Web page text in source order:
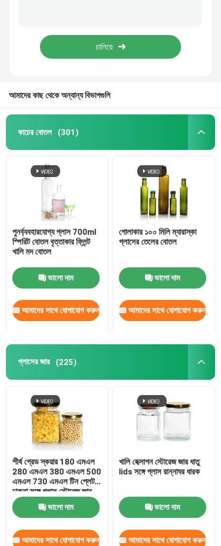
আমাদের কাছ থেকে অন্যান্য বিভাগগুলি
কাচের বোতল (301)
পুনর্ব্যবহারযোগ্য গ্লাস 700ml
স্পিরিট বোতল বৃত্তাকার ফ্লিন্ট
খালি মদ বোতল
ভালো দাম
আমাদের সাথে যোগাযোগ করুন
গোলাকার ১০০ মিলি ম্যারাস্কা
গ্লাসের তেলের বোতল
ভালো দাম
আমাদের সাথে যোগাযোগ করুন
গ্লাসের জার (225)
শীর্ষ গ্রেড স্কয়ার 180 এমএল
280 এমএল 380 এমএল 500
এমএল 730 এমএল টিন প্লেট
ঢাকনা সঙ্গে গ্লাস স্টোরেজ জার
ভালো দাম
আমাদের সাথে যোগাযোগ করুন
খালি হেক্সাগন স্টোরেজ জার ধাতু
lids সঙ্গে গ্লাস রান্নাঘর ধারক
ভালো দাম
আমাদের সাথে যোগাযোগ করুন